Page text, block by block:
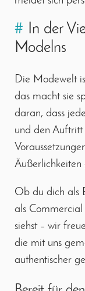
# In der
Modelns
Die Modewelt
das macht sie
daran, dass
und den
Äußerlichkeiten
Ob du dich als
als Commercial
siehst – wir
die mit uns
authentischer